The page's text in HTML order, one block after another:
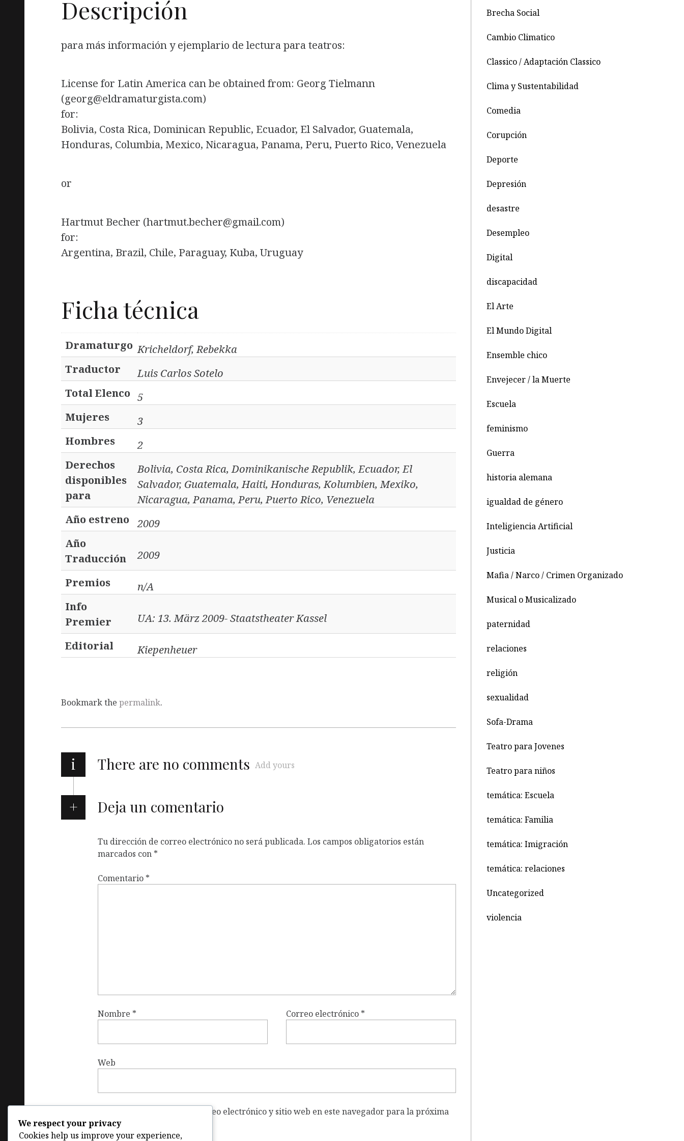
Descripción
para más información y ejemplario de lectura para teatros:
License for Latin America can be obtained from: Georg Tielmann
(georg@eldramaturgista.com)
for:
Bolivia, Costa Rica, Dominican Republic, Ecuador, El Salvador, Guatemala,
Honduras, Columbia, Mexico, Nicaragua, Panama, Peru, Puerto Rico, Venezuela
or
Hartmut Becher (hartmut.becher@gmail.com)
for:
Argentina, Brazil, Chile, Paraguay, Kuba, Uruguay
Ficha técnica
Dramaturgo Kricheldorf, Rebekka
Traductor
Luis Carlos Sotelo
Total Elenco 5
Mujeres
3
Hombres
2
Derechos
disponibles
para
Bolivia, Costa Rica, Dominikanische Republik, Ecuador, El
Salvador, Guatemala, Haiti, Honduras, Kolumbien, Mexiko,
Nicaragua, Panama, Peru, Puerto Rico, Venezuela
Año estreno 2009
Año
Traducción
2009
Premios
n/A
Info
Premier
UA: 13. März 2009- Staatstheater Kassel
Editorial
Kiepenheuer
Bookmark the permalink.
i There are no comments Add yours
Deja un comentario
Tu dirección de correo electrónico no será publicada. Los campos obligatorios están
marcados con *
Comentario *
Nombre * Correo electrónico *
Web
Guardar mi nombre, correo electrónico y sitio web en este navegador para la próxima
vez que haga un comentario.
Brecha Social
Cambio Climatico
Classico / Adaptación Classico
Clima y Sustentabilidad
Comedia
Corupción
Deporte
Depresión
desastre
Desempleo
Digital
discapacidad
El Arte
El Mundo Digital
Ensemble chico
Envejecer / la Muerte
Escuela
feminismo
Guerra
historia alemana
igualdad de género
Inteligiencia Artificial
Justicia
Mafia / Narco / Crimen Organizado
Musical o Musicalizado
paternidad
relaciones
religión
sexualidad
Sofa-Drama
Teatro para Jovenes
Teatro para niños
temática: Escuela
temática: Familia
temática: Imigración
temática: relaciones
Uncategorized
violencia
We respect your privacy
Cookies help us improve your experience,